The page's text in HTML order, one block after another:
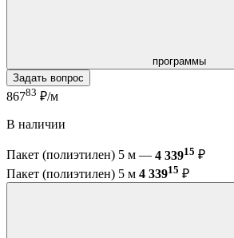
программы
Задать вопрос
86783 ₽/м
В наличии
Пакет (полиэтилен) 5 м — 4 33915 ₽
Пакет (полиэтилен) 5 м 4 33915 ₽